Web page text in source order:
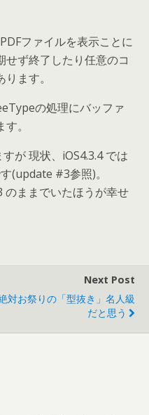
ファイルを表示ことに
せず終了したり任意のコ
ます。
の処理にバッファ
。
が 現状、iOS4.3.4 では
(update #3参照)。
のままでいたほうが幸せ
Next Post
対お祭りの「型抜き」名人級
だと思う